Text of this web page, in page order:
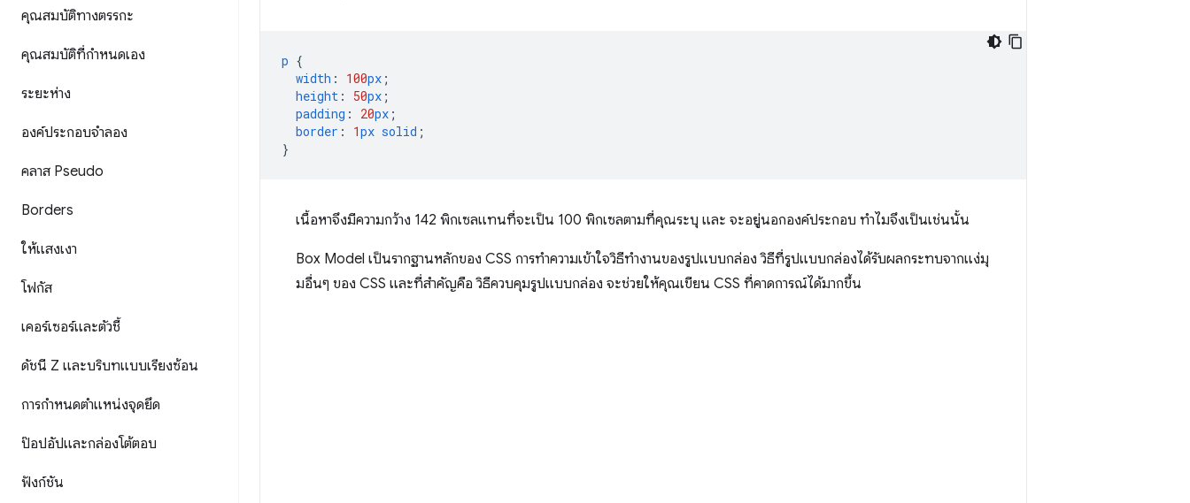
คุณสมบัติทางตรรกะ
คุณสมบัติที่กําหนดเอง
ระยะห่าง
องค์ประกอบจำลอง
คลาส Pseudo
Borders
ให้แสงเงา
โฟกัส
เคอร์เซอร์และตัวชี้
ดัชนี Z และบริบทแบบเรียงซ้อน
การกำหนดตำแหน่งจุดยึด
ป๊อปอัปและกล่องโต้ตอบ
ฟังก์ชัน
p {
width : 100px ;
height : 50px ;
padding : 20px ;
border : 1px solid ;
}
เนื้อหาจึงมีความกว้าง 142 พิกเซลแทนที่จะเป็น 100 พิกเซลตามที่คุณระบุ และ จะอยู่นอกองค์ประกอบ ทำไมจึงเป็นเช่นนั้น
Box Model เป็นรากฐานหลักของ CSS การทำความเข้าใจวิธีทำงานของรูปแบบกล่อง วิธีที่รูปแบบกล่องได้รับผลกระทบจากแง่มุ
มอื่นๆ ของ CSS และที่สำคัญคือ วิธีควบคุมรูปแบบกล่อง จะช่วยให้คุณเขียน CSS ที่คาดการณ์ได้มากขึ้น